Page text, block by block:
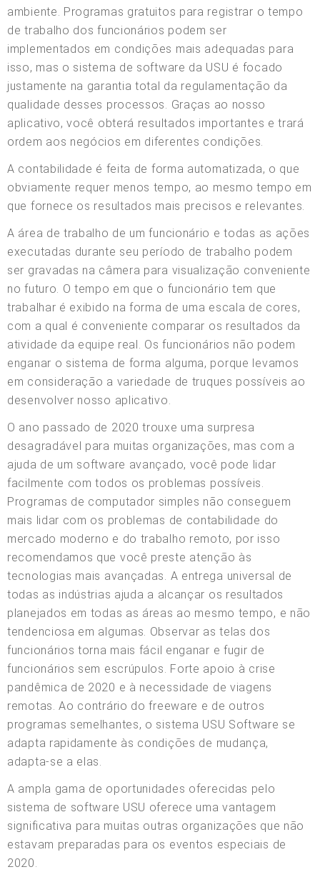
ambiente. Programas gratuitos para registrar o tempo
de trabalho dos funcionários podem ser
implementados em condições mais adequadas para
isso, mas o sistema de software da USU é focado
justamente na garantia total da regulamentação da
qualidade desses processos. Graças ao nosso
aplicativo, você obterá resultados importantes e trará
ordem aos negócios em diferentes condições.
A contabilidade é feita de forma automatizada, o que
obviamente requer menos tempo, ao mesmo tempo em
que fornece os resultados mais precisos e relevantes.
A área de trabalho de um funcionário e todas as ações
executadas durante seu período de trabalho podem
ser gravadas na câmera para visualização conveniente
no futuro. O tempo em que o funcionário tem que
trabalhar é exibido na forma de uma escala de cores,
com a qual é conveniente comparar os resultados da
atividade da equipe real. Os funcionários não podem
enganar o sistema de forma alguma, porque levamos
em consideração a variedade de truques possíveis ao
desenvolver nosso aplicativo.
O ano passado de 2020 trouxe uma surpresa
desagradável para muitas organizações, mas com a
ajuda de um software avançado, você pode lidar
facilmente com todos os problemas possíveis.
Programas de computador simples não conseguem
mais lidar com os problemas de contabilidade do
mercado moderno e do trabalho remoto, por isso
recomendamos que você preste atenção às
tecnologias mais avançadas. A entrega universal de
todas as indústrias ajuda a alcançar os resultados
planejados em todas as áreas ao mesmo tempo, e não
tendenciosa em algumas. Observar as telas dos
funcionários torna mais fácil enganar e fugir de
funcionários sem escrúpulos. Forte apoio à crise
pandêmica de 2020 e à necessidade de viagens
remotas. Ao contrário do freeware e de outros
programas semelhantes, o sistema USU Software se
adapta rapidamente às condições de mudança,
adapta-se a elas.
A ampla gama de oportunidades oferecidas pelo
sistema de software USU oferece uma vantagem
significativa para muitas outras organizações que não
estavam preparadas para os eventos especiais de
2020.